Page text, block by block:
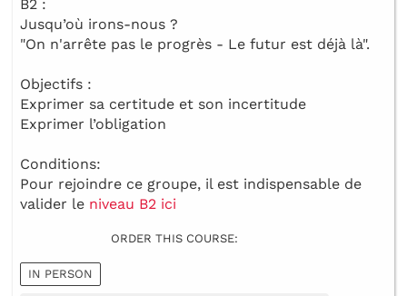
B2 :
Jusqu’où irons-nous ?
"On n'arrête pas le progrès - Le futur est déjà là".
Objectifs :
Exprimer sa certitude et son incertitude
Exprimer l’obligation
Conditions:
Pour rejoindre ce groupe, il est indispensable de
valider le niveau B2 ici
ORDER THIS COURSE:
IN PERSON